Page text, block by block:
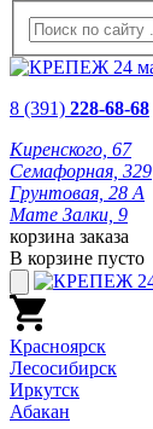
8 (391) 228-68-68
Киренского, 67
Семафорная, 329
Грунтовая, 28 А
Мате Залки, 9
корзина заказа
В корзине пусто
Красноярск
Лесосибирск
Иркутск
Абакан